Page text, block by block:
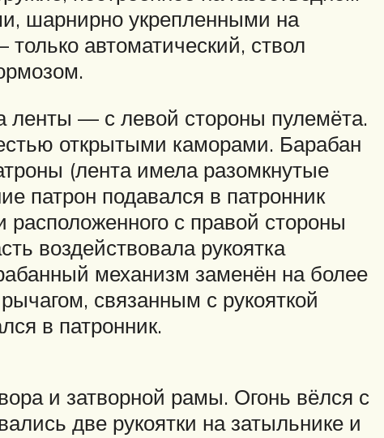
шарнирно укрепленными на
автоматический, ствол
ленты — с левой стороны пулемёта.
открытыми каморами. Барабан
(лента имела разомкнутые
патрон подавался в патронник
с правой стороны
воздействовала рукоятка
механизм заменён на более
связанным с рукояткой
в патронник.
и затворной рамы. Огонь вёлся с
две рукоятки на затыльнике и